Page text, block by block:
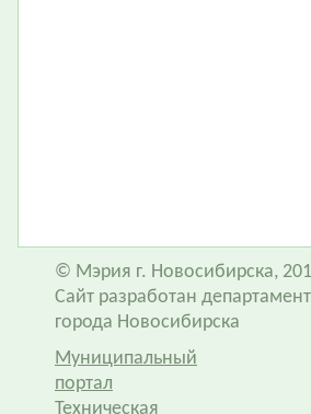
© Мэрия г. Новосибирска,
Сайт разработан
города Новосибирска
Муниципальный
портал
Техническая